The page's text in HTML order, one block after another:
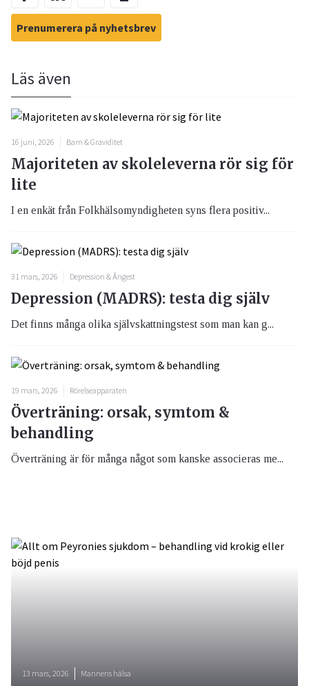
Prenumerera på nyhetsbrev
Läs även
16 juni, 2026 Barn & Graviditet
Majoriteten av skoleleverna rör sig för
lite
I en enkät från Folkhälsomyndigheten syns flera positiv...
31 mars, 2026 Depression & Ångest
Depression (MADRS): testa dig själv
Det finns många olika självskattningstest som man kan g...
19 mars, 2026 Rörelseapparaten
Överträning: orsak, symtom &
behandling
Överträning är för många något som kanske associeras me...
13 mars, 2026 Mannens hälsa